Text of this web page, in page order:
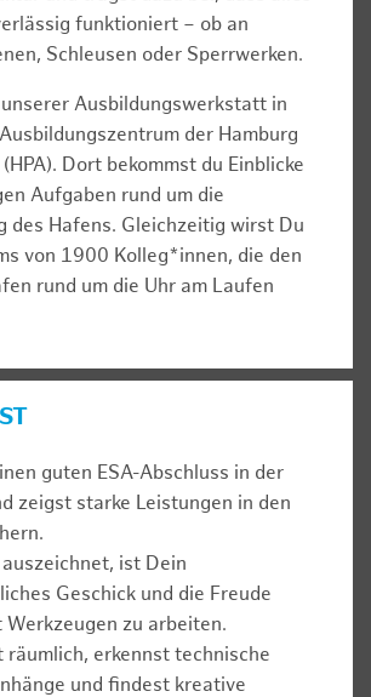
funktioniert – ob an
Schleusen oder Sperrwerken.
Ausbildungswerkstatt in
der Hamburg
Dort bekommst du Einblicke
Aufgaben rund um die
des Hafens. Gleichzeitig wirst Du
von 1900 Kolleg*innen, die den
rund um die Uhr am Laufen
guten ESA-Abschluss in der
zeigst starke Leistungen in den
ist Dein
Geschick und die Freude
Werkzeugen zu arbeiten.
räumlich, erkennst technische
und findest kreative